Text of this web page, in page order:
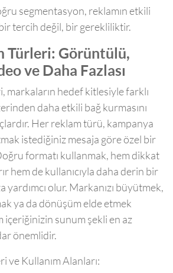
segmentasyon, reklamın etkili
tercih değil, bir gerekliliktir.
Türleri: Görüntülü,
ve Daha Fazlası
markaların hedef kitlesiyle farklı
daha etkili bağ kurmasını
Her reklam türü, kampanya
istediğiniz mesaja göre özel bir
formatı kullanmak, hem dikkat
hem de kullanıcıyla daha derin bir
yardımcı olur. Markanızı büyütmek,
ya da dönüşüm elde etmek
içeriğinizin sunum şekli en az
önemlidir.
ve Kullanım Alanları: